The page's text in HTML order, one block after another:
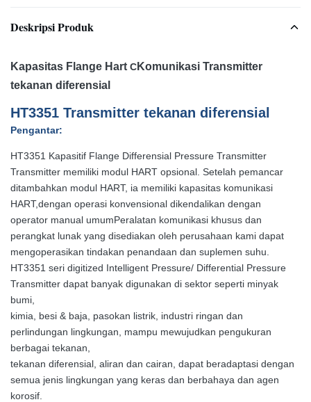
Deskripsi Produk
Kapasitas Flange Hart CKomunikasi Transmitter
tekanan diferensial
HT3351 Transmitter tekanan diferensial
Pengantar:
HT3351 Kapasitif Flange Differensial Pressure Transmitter
Transmitter memiliki modul HART opsional. Setelah pemancar
ditambahkan modul HART, ia memiliki kapasitas komunikasi
HART,dengan operasi konvensional dikendalikan dengan
operator manual umumPeralatan komunikasi khusus dan
perangkat lunak yang disediakan oleh perusahaan kami dapat
mengoperasikan tindakan penandaan dan suplemen suhu.
HT3351 seri digitized Intelligent Pressure/ Differential Pressure
Transmitter dapat banyak digunakan di sektor seperti minyak
bumi,
kimia, besi & baja, pasokan listrik, industri ringan dan
perlindungan lingkungan, mampu mewujudkan pengukuran
berbagai tekanan,
tekanan diferensial, aliran dan cairan, dapat beradaptasi dengan
semua jenis lingkungan yang keras dan berbahaya dan agen
korosif.